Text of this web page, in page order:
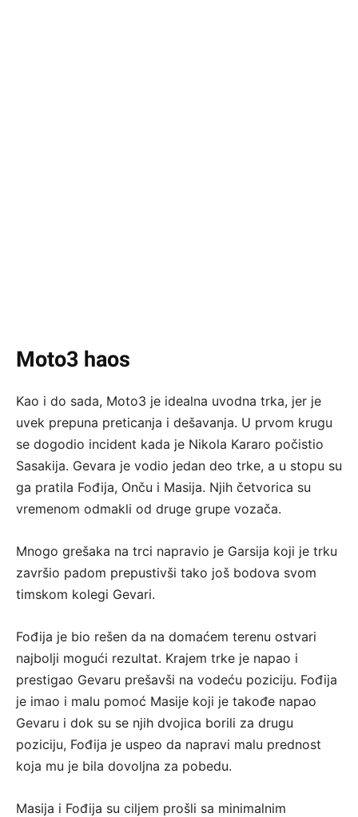
Moto3 haos
Kao i do sada, Moto3 je idealna uvodna trka, jer je
uvek prepuna preticanja i dešavanja. U prvom krugu
se dogodio incident kada je Nikola Kararo počistio
Sasakija. Gevara je vodio jedan deo trke, a u stopu su
ga pratila Fođija, Onču i Masija. Njih četvorica su
vremenom odmakli od druge grupe vozača.
Mnogo grešaka na trci napravio je Garsija koji je trku
završio padom prepustivši tako još bodova svom
timskom kolegi Gevari.
Fođija je bio rešen da na domaćem terenu ostvari
najbolji mogući rezultat. Krajem trke je napao i
prestigao Gevaru prešavši na vodeću poziciju. Fođija
je imao i malu pomoć Masije koji je takođe napao
Gevaru i dok su se njih dvojica borili za drugu
poziciju, Fođija je uspeo da napravi malu prednost
koja mu je bila dovoljna za pobedu.
Masija i Fođija su ciljem prošli sa minimalnim